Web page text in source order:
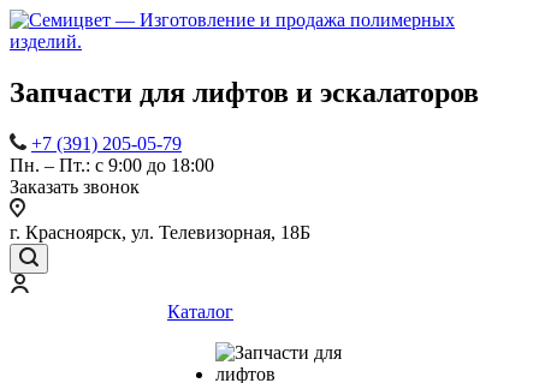
Запчасти для лифтов и эскалаторов
+7 (391) 205-05-79
Пн. – Пт.: с 9:00 до 18:00
Заказать звонок
г. Красноярск, ул. Телевизорная, 18Б
Каталог